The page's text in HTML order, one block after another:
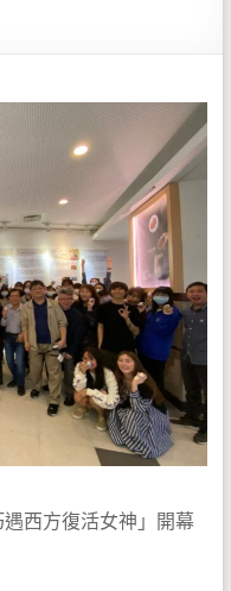
西方復活女神」開幕